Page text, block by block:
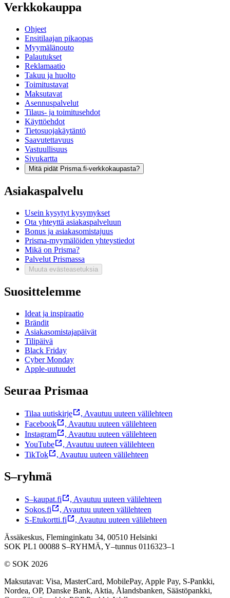
Verkkokauppa
Ohjeet
Ensitilaajan pikaopas
Myymälänouto
Palautukset
Reklamaatio
Takuu ja huolto
Toimitustavat
Maksutavat
Asennuspalvelut
Tilaus- ja toimitusehdot
Käyttöehdot
Tietosuojakäytäntö
Saavutettavuus
Vastuullisuus
Sivukartta
Mitä pidät Prisma.fi-verkkokaupasta?
Asiakaspalvelu
Usein kysytyt kysymykset
Ota yhteyttä asiakaspalveluun
Bonus ja asiakasomistajuus
Prisma-myymälöiden yhteystiedot
Mikä on Prisma?
Palvelut Prismassa
Muuta evästeasetuksia
Suosittelemme
Ideat ja inspiraatio
Brändit
Asiakasomistajapäivät
Tilipäivä
Black Friday
Cyber Monday
Apple-uutuudet
Seuraa Prismaa
Tilaa uutiskirje , Avautuu uuteen välilehteen
Facebook
, Avautuu uuteen välilehteen
Instagram
, Avautuu uuteen välilehteen
YouTube
, Avautuu uuteen välilehteen
TikTok
, Avautuu uuteen välilehteen
S–ryhmä
S–kaupat.fi , Avautuu uuteen välilehteen
Sokos.fi
, Avautuu uuteen välilehteen
S-Etukortti.fi
, Avautuu uuteen välilehteen
Ässäkeskus, Fleminginkatu 34, 00510 Helsinki
SOK PL1 00088 S–RYHMÄ, Y–tunnus 0116323–1
© SOK 2026
Maksutavat: Visa, MasterCard, MobilePay, Apple Pay, S-Pankki,
Nordea, OP, Danske Bank, Aktia, Ålandsbanken, Säästöpankki,